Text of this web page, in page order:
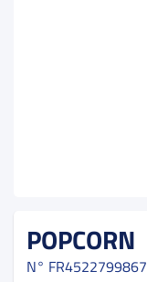
POPCORN
N° FR4522799867